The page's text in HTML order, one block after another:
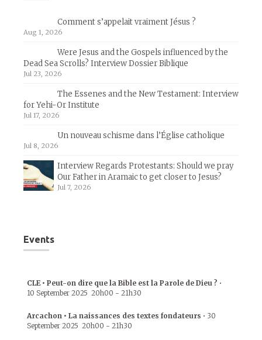
Comment s’appelait vraiment Jésus ?
Aug 1, 2026
Were Jesus and the Gospels influenced by the
Dead Sea Scrolls? Interview Dossier Biblique
Jul 23, 2026
The Essenes and the New Testament: Interview
for Yehi-Or Institute
Jul 17, 2026
Un nouveau schisme dans l’Église catholique
Jul 8, 2026
Interview Regards Protestants: Should we pray
Our Father in Aramaic to get closer to Jesus?
Jul 7, 2026
Events
CLE • Peut-on dire que la Bible est la Parole de Dieu ? •
10 September 2025 20h00 - 21h30
Arcachon • La naissances des textes fondateurs • 30
September 2025 20h00 - 21h30